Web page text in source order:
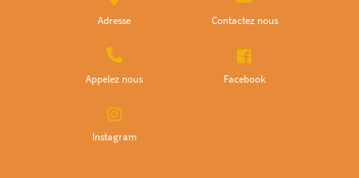
Adresse Contactez nous
Appelez nous Facebook
Instagram